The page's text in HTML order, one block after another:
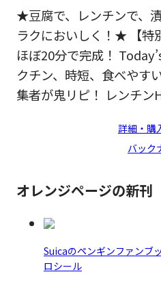
★豆腐で、レンチンで、
ラクにおいしく！★ 【特
ほぼ20分で完成！
クチン、時短、食べやす
集者が鬼リピ！ レンチン
詳細・購
バック
オレンジページの新刊
Suicaのペンギンファンブ
ロシール